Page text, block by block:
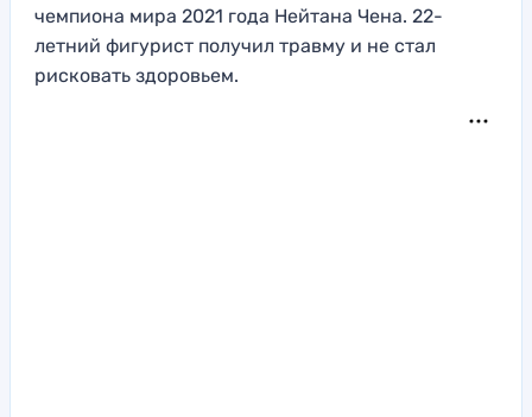
чемпиона мира 2021 года Нейтана Чена. 22-
летний фигурист получил травму и не стал
рисковать здоровьем.